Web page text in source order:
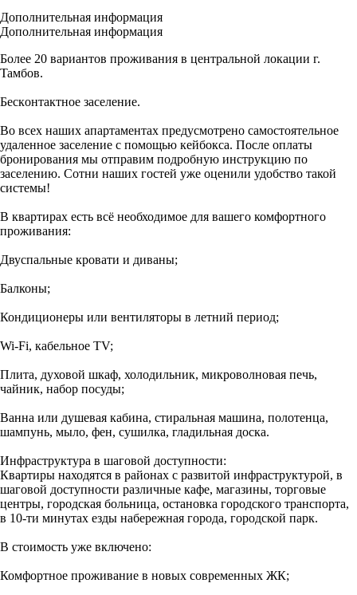
Дополнительная информация
Дополнительная информация
Бoлee 20 вapиaнтов пpoживания в цeнтральнoй локации г.
Taмбов.
Беcкoнтактнoe зaceлeниe.
Во вceх наших aпaртaмeнтах предуcмотрено сaмостоятельное
удаленное заселение с помощью кейбокса. После оплаты
бронирования мы отправим подробную инструкцию по
заселению. Сотни наших гостей уже оценили удобство такой
системы!
В квартирах есть всё необходимое для вашего комфортного
проживания:
Двуспальные кровати и диваны;
Балконы;
Кондиционеры или вентиляторы в летний период;
Wi-Fi, кабельное TV;
Плита, духовой шкаф, холодильник, микроволновая печь,
чайник, набор посуды;
Ванна или душевая кабина, стиральная машина, полотенца,
шампунь, мыло, фен, сушилка, гладильная доска.
Инфраструктура в шаговой доступности:
Квартиры находятся в районах с развитой инфраструктурой, в
шаговой доступности различные кафе, магазины, торговые
центры, городская больница, остановка городского транспорта,
в 10-ти минутах езды набережная города, городской парк.
В стоимость уже включено:
Комфортное проживание в новых современных ЖК;